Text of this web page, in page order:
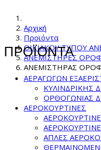
Αρχική
Προϊόντα
ΟΙΚΙΑΚΟΥ ΤΥΠΟΥ
ΑΝΕΜΙΣΤΗΡΕΣ
ΑΝΕΜΙΣΤΗΡΑΣ
ΠΡΟΪΟΝΤΑ
ΑΕΡΑΓΩΓΩΝ
ΚΥΛΙΝΔΡΙΚΗΣ
ΟΡΘΟΓΩΝΙΑΣ
ΑΕΡΟΚΟΥΡΤΙΝΕΣ
ΑΠΛΕΣ